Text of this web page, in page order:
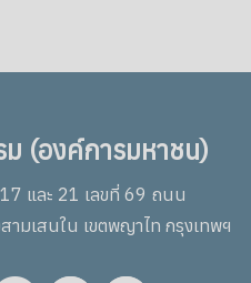
(องค์การมหาชน)
และ 21 เลขที่ 69 ถนน
ามเสนใน เขตพญาไท กรุงเทพฯ